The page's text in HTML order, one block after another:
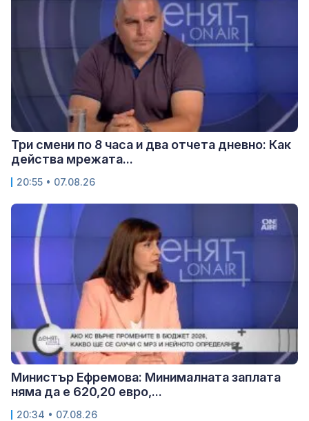
Три смени по 8 часа и два отчета дневно: Как
действа мрежата...
20:55 • 07.08.26
Министър Ефремова: Минималната заплата
няма да е 620,20 евро,...
20:34 • 07.08.26